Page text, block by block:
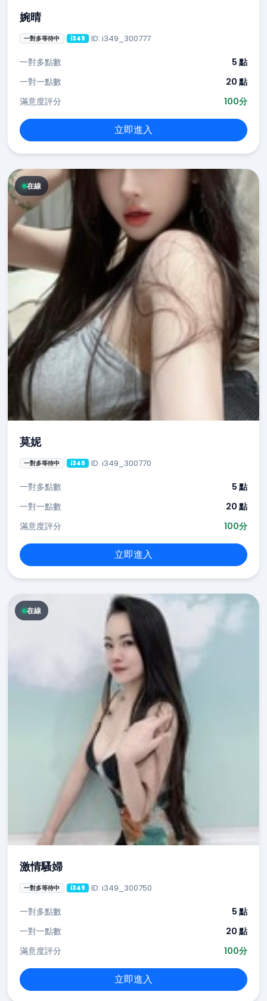
婉晴
一對多等待中 i349 ID: i349_300777
一對多點數
5 點
一對一點數
20 點
滿意度評分
100分
立即進入
在線
莫妮
一對多等待中 i349 ID: i349_300770
一對多點數
5 點
一對一點數
20 點
滿意度評分
100分
立即進入
在線
激情騷婦
一對多等待中 i349 ID: i349_300750
一對多點數
5 點
一對一點數
20 點
滿意度評分
100分
立即進入